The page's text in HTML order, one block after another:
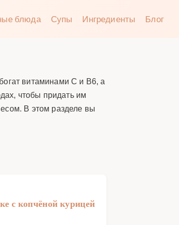
блюда Супы Ингредиенты Блог
витаминами C и B6, а
чтобы придать им
В этом разделе вы
с копчёной курицей